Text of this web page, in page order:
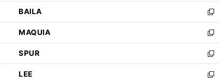
く
ウ
ィ
ン
ド
ウ
で
開
く
し
い
ウ
ィ
ン
ド
ウ
で
BAILA
新
し
い
ウ
ィ
ン
ド
MAQUIA
新
し
い
ウ
ィ
SPUR
新
し
い
LEE
新